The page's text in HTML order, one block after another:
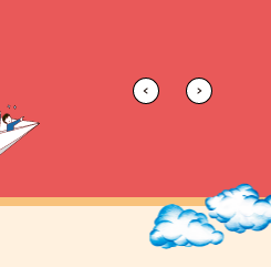
て82年。これまでいただいたご縁を大
切に、小金澤組はさらなる成長を続けて
まいります。